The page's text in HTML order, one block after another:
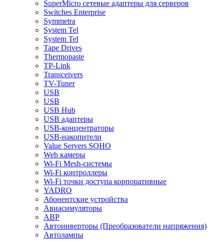
SuperMicro сетевые адаптеры для серверов
Switches Enterprise
Symmetra
System Tel
System Tel
Tape Drives
Thermopaste
TP-Link
Transceivers
TV-Tuner
USB
USB
USB Hub
USB адаптеры
USB-концентраторы
USB-накопители
Value Servers SOHO
Web камеры
Wi-Fi Mesh-системы
Wi-Fi контроллеры
Wi-Fi точки доступа корпоративные
YADRO
Абонентские устройства
Авиасимуляторы
АВР
Автоинверторы (Преобразователи напряжения)
Автолампы